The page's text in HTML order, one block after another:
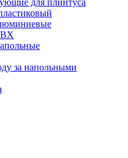
для плинтуса
за напольными